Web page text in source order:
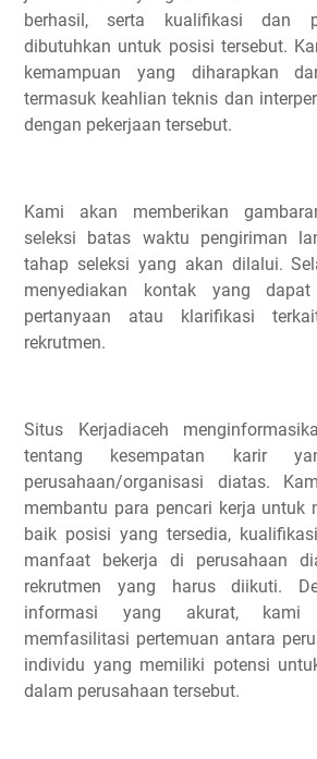
berhasil, serta kualifikasi dan
dibutuhkan untuk posisi tersebut.
kemampuan yang diharapkan
termasuk keahlian teknis dan
dengan pekerjaan tersebut.
Kami akan memberikan
seleksi batas waktu pengiriman
tahap seleksi yang akan dilalui.
menyediakan kontak yang
pertanyaan atau klarifikasi
rekrutmen.
Situs Kerjadiaceh
tentang kesempatan karir
perusahaan/organisasi diatas.
membantu para pencari kerja untuk
baik posisi yang tersedia,
manfaat bekerja di perusahaan
rekrutmen yang harus diikuti.
informasi yang akurat, kami
memfasilitasi pertemuan antara
individu yang memiliki potensi
dalam perusahaan tersebut.